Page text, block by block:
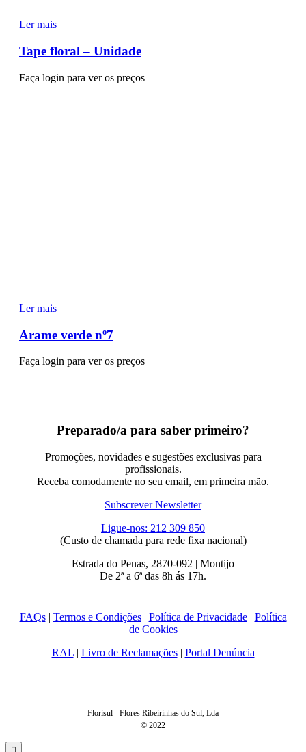
Ler mais
Tape floral – Unidade
Faça login para ver os preços
Ler mais
Arame verde nº7
Faça login para ver os preços
Preparado/a para saber primeiro?
Promoções, novidades e sugestões exclusivas para
profissionais.
Receba comodamente no seu email, em primeira mão.
Subscrever Newsletter
Ligue-nos: 212 309 850
(Custo de chamada para rede fixa nacional)
Estrada do Penas, 2870-092 | Montijo
De 2ª a 6ª das 8h ás 17h.
FAQs| Termos e Condições| Política de Privacidade| Política
de Cookies
RAL| Livro de Reclamações| Portal Denúncia
Florisul - Flores Ribeirinhas do Sul, Lda
© 2022